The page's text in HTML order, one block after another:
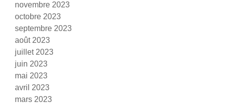
novembre 2023
octobre 2023
septembre 2023
août 2023
juillet 2023
juin 2023
mai 2023
avril 2023
mars 2023